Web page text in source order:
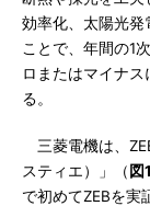
効率化、太陽光発
ことで、年間の1
ロまたはマイナ
る。
三菱電機は、
スティエ）」（ 図1
で初めてZEBを実